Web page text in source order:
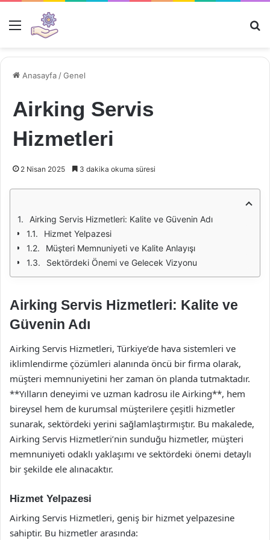
Menü
Anasayfa /Genel
Airking Servis
Hizmetleri
2 Nisan 2025 3 dakika okuma süresi
Airking Servis Hizmetleri: Kalite ve Güvenin Adı
Hizmet Yelpazesi
Müşteri Memnuniyeti ve Kalite Anlayışı
Sektördeki Önemi ve Gelecek Vizyonu
Airking Servis Hizmetleri: Kalite ve
Güvenin Adı
Airking Servis Hizmetleri, Türkiye’de hava sistemleri ve
iklimlendirme çözümleri alanında öncü bir firma olarak,
müşteri memnuniyetini her zaman ön planda tutmaktadır.
**Yılların deneyimi ve uzman kadrosu ile Airking**, hem
bireysel hem de kurumsal müşterilere çeşitli hizmetler
sunarak, sektördeki yerini sağlamlaştırmıştır. Bu makalede,
Airking Servis Hizmetleri’nin sunduğu hizmetler, müşteri
memnuniyeti odaklı yaklaşımı ve sektördeki önemi detaylı
bir şekilde ele alınacaktır.
Hizmet Yelpazesi
Airking Servis Hizmetleri, geniş bir hizmet yelpazesine
sahiptir. Bu hizmetler arasında: